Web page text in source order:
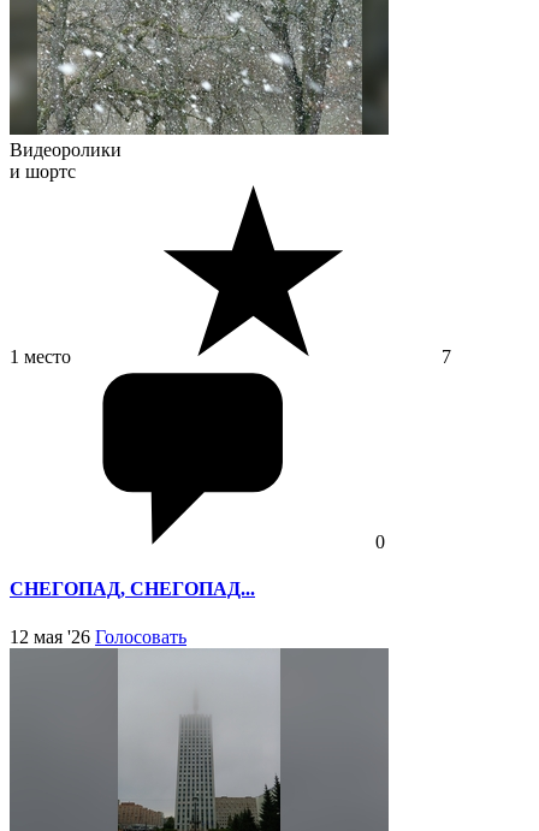
Видеоролики
и шортс
1 место 7
0
СНЕГОПАД, СНЕГОПАД...
12 мая '26 Голосовать